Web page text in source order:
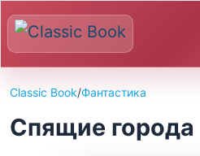
Classic Book/Фантастика
Спящие города